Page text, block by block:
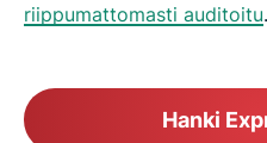
riippumattomasti auditoitu.
Hanki